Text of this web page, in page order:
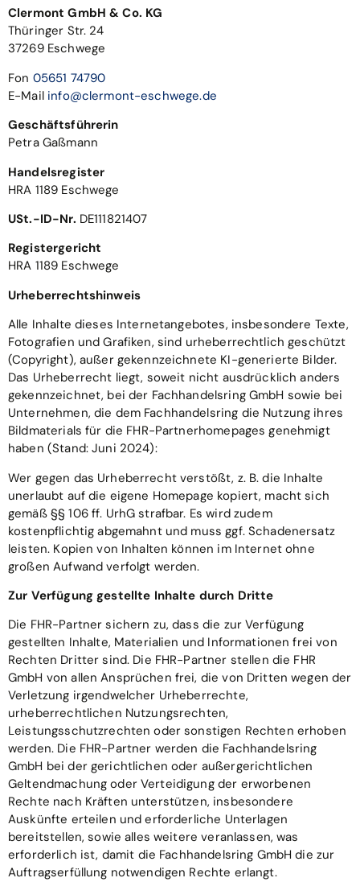
Clermont GmbH & Co. KG
Thüringer Str. 24
37269 Eschwege
Fon 05651 74790
E-Mail info@clermont-eschwege.de
Geschäftsführerin
Petra Gaßmann
Handelsregister
HRA 1189 Eschwege
USt.-ID-Nr. DE111821407
Registergericht
HRA 1189 Eschwege
Urheberrechtshinweis
Alle Inhalte dieses Internetangebotes, insbesondere Texte,
Fotografien und Grafiken, sind urheberrechtlich geschützt
(Copyright), außer gekennzeichnete KI-generierte Bilder.
Das Urheberrecht liegt, soweit nicht ausdrücklich anders
gekennzeichnet, bei der Fachhandelsring GmbH sowie bei
Unternehmen, die dem Fachhandelsring die Nutzung ihres
Bildmaterials für die FHR-Partnerhomepages genehmigt
haben (Stand: Juni 2024):
Wer gegen das Urheberrecht verstößt, z. B. die Inhalte
unerlaubt auf die eigene Homepage kopiert, macht sich
gemäß §§ 106 ff. UrhG strafbar. Es wird zudem
kostenpflichtig abgemahnt und muss ggf. Schadenersatz
leisten. Kopien von Inhalten können im Internet ohne
großen Aufwand verfolgt werden.
Zur Verfügung gestellte Inhalte durch Dritte
Die FHR-Partner sichern zu, dass die zur Verfügung
gestellten Inhalte, Materialien und Informationen frei von
Rechten Dritter sind. Die FHR-Partner stellen die FHR
GmbH von allen Ansprüchen frei, die von Dritten wegen der
Verletzung irgendwelcher Urheberrechte,
urheberrechtlichen Nutzungsrechten,
Leistungsschutzrechten oder sonstigen Rechten erhoben
werden. Die FHR-Partner werden die Fachhandelsring
GmbH bei der gerichtlichen oder außergerichtlichen
Geltendmachung oder Verteidigung der erworbenen
Rechte nach Kräften unterstützen, insbesondere
Auskünfte erteilen und erforderliche Unterlagen
bereitstellen, sowie alles weitere veranlassen, was
erforderlich ist, damit die Fachhandelsring GmbH die zur
Auftragserfüllung notwendigen Rechte erlangt.